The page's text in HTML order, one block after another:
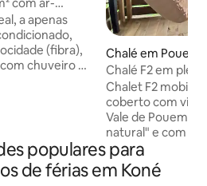
a apenas
(fibra),
chuveiro e
e de
ao
Chalé em
Chalé F2 em
panorâmica
Chalet F2
coberto com
Vale de
natural" e com o
e dos animais. A casa de campo está
equipada com
gás, frigorífico e
populares para
de férias em Koné